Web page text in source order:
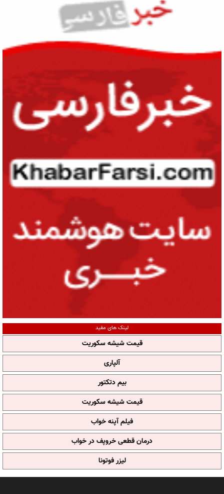
لینک های مفید
قیمت شیشه سکوریت
آلپاری
بیم دتکتور
قیمت شیشه سکوریت
فیلم آپنه خواب
درمان قطعی خروپف در خواب
لیزر فوتونا